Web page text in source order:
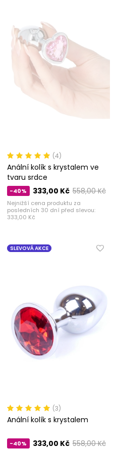
(4)
Anální kolík s krystalem ve
tvaru srdce
-40% 558,00 Kč
333,00 Kč
Nejnižší cena produktu za
posledních 30 dní před slevou:
333,00 Kč
SLEVOVÁ AKCE
(3)
Anální kolík s krystalem
-40% 558,00 Kč
333,00 Kč